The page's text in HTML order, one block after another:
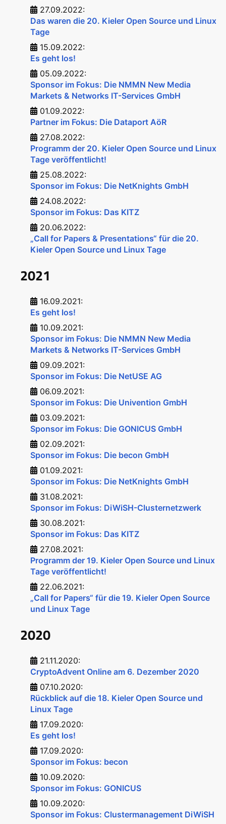
27.09.2022:
Das waren die 20. Kieler Open Source und Linux
Tage
15.09.2022:
Es geht los!
05.09.2022:
Sponsor im Fokus: Die NMMN New Media
Markets & Networks IT-Services GmbH
01.09.2022:
Partner im Fokus: Die Dataport AöR
27.08.2022:
Programm der 20. Kieler Open Source und Linux
Tage veröffentlicht!
25.08.2022:
Sponsor im Fokus: Die NetKnights GmbH
24.08.2022:
Sponsor im Fokus: Das KITZ
20.06.2022:
„Call for Papers & Presentations“ für die 20.
Kieler Open Source und Linux Tage
2021
16.09.2021:
Es geht los!
10.09.2021:
Sponsor im Fokus: Die NMMN New Media
Markets & Networks IT-Services GmbH
09.09.2021:
Sponsor im Fokus: Die NetUSE AG
06.09.2021:
Sponsor im Fokus: Die Univention GmbH
03.09.2021:
Sponsor im Fokus: Die GONICUS GmbH
02.09.2021:
Sponsor im Fokus: Die becon GmbH
01.09.2021:
Sponsor im Fokus: Die NetKnights GmbH
31.08.2021:
Sponsor im Fokus: DiWiSH-Clusternetzwerk
30.08.2021:
Sponsor im Fokus: Das KITZ
27.08.2021:
Programm der 19. Kieler Open Source und Linux
Tage veröffentlicht!
22.06.2021:
„Call for Papers“ für die 19. Kieler Open Source
und Linux Tage
2020
21.11.2020:
CryptoAdvent Online am 6. Dezember 2020
07.10.2020:
Rückblick auf die 18. Kieler Open Source und
Linux Tage
17.09.2020:
Es geht los!
17.09.2020:
Sponsor im Fokus: becon
10.09.2020:
Sponsor im Fokus: GONICUS
10.09.2020:
Sponsor im Fokus: Clustermanagement DiWiSH